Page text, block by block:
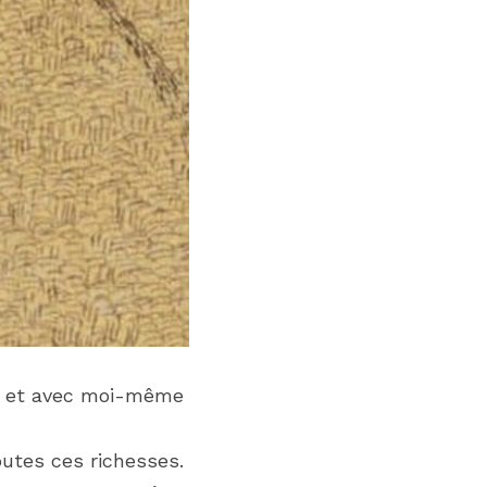
avec moi-même
ces richesses.